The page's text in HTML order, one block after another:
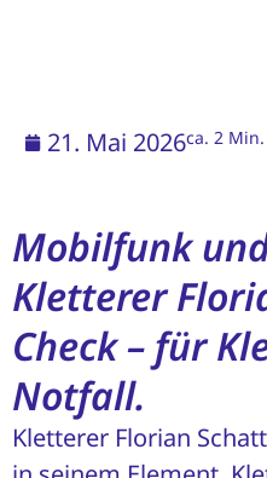
21. Mai 2026ca. 2
Mobilfunk
Kletterer
Check – für
Notfall.
Kletterer Florian